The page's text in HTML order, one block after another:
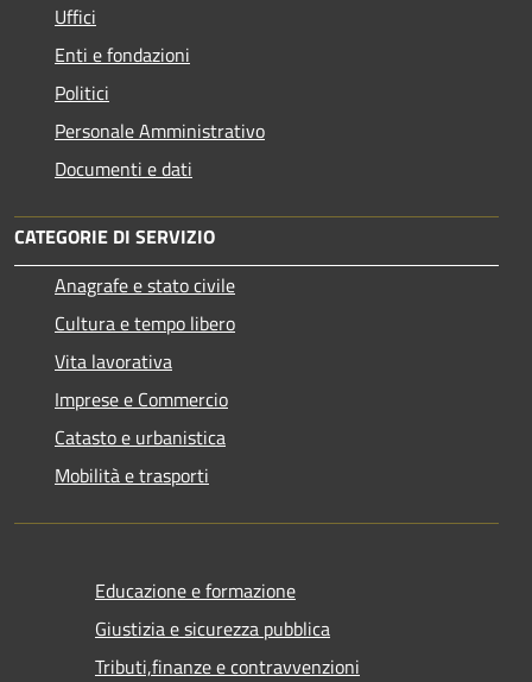
Uffici
Enti e fondazioni
Politici
Personale Amministrativo
Documenti e dati
CATEGORIE DI SERVIZIO
Anagrafe e stato civile
Cultura e tempo libero
Vita lavorativa
Imprese e Commercio
Catasto e urbanistica
Mobilità e trasporti
Educazione e formazione
Giustizia e sicurezza pubblica
Tributi,finanze e contravvenzioni